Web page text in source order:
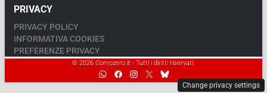
PRIVACY
PRIVACY POLICY
INFORMATIVA COOKIES
PREFERENZE PRIVACY
© 2026 Comozero.it - Tutti i diritti riservati.
Change privacy settings